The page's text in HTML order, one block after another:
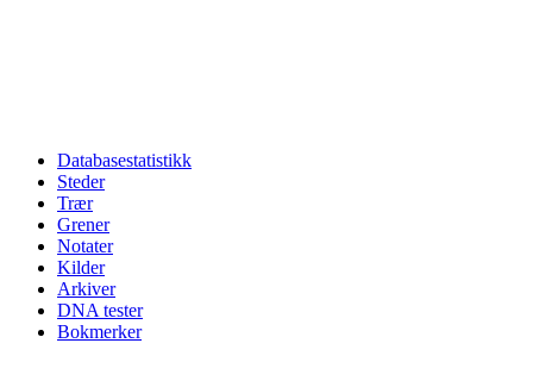
Databasestatistikk
Steder
Trær
Grener
Notater
Kilder
Arkiver
DNA tester
Bokmerker